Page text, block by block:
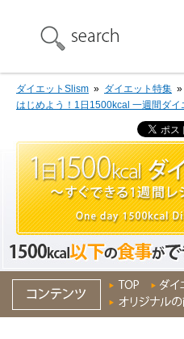
ダイエットSlism » ダイエット特集 »
はじめよう！1日1500kcal 一週間ダイ